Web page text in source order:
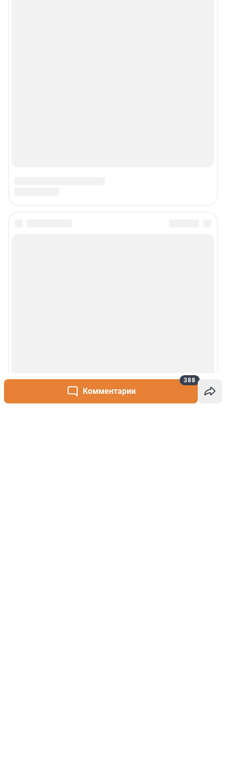
Комментарии
388